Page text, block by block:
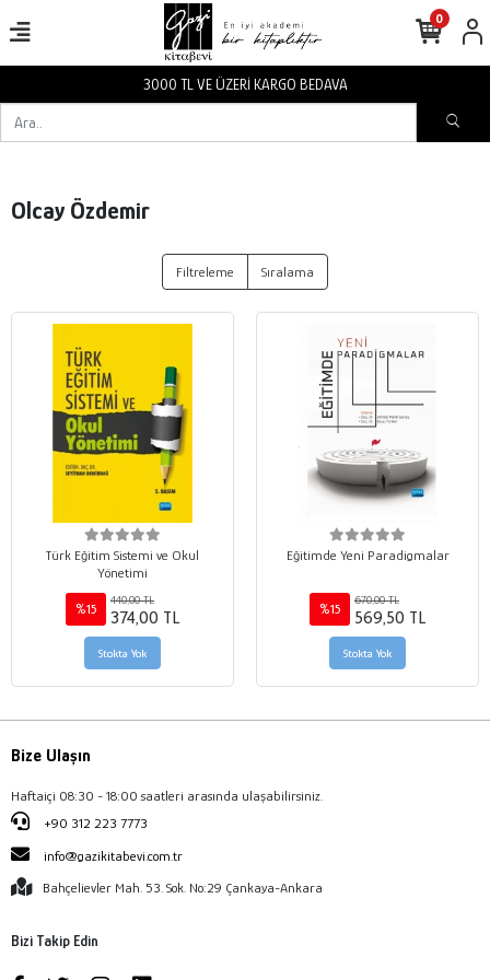
3000 TL VE ÜZERİ KARGO BEDAVA
0
Olcay Özdemir
Filtreleme Sıralama
Türk Eğitim Sistemi ve Okul
Yönetimi
%15
440,00 TL
374,00 TL
Stokta Yok
Eğitimde Yeni Paradigmalar
%15
670,00 TL
569,50 TL
Stokta Yok
Bize Ulaşın
Haftaiçi 08:30 - 18:00 saatleri arasında ulaşabilirsiniz.
+90 312 223 7773
info@gazikitabevi.com.tr
Bahçelievler Mah. 53. Sok. No:29 Çankaya-Ankara
Bizi Takip Edin